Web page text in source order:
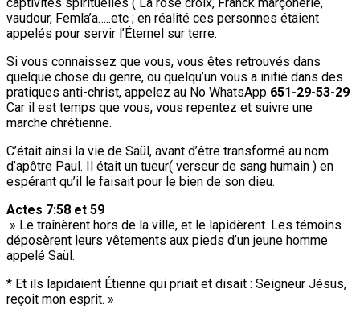
vaudour, Femla’a…..etc ; en réalité ces personnes étaient
appelés pour servir l’Éternel sur terre.
Si vous connaissez que vous, vous êtes retrouvés dans
quelque chose du genre, ou quelqu’un vous a initié dans des
pratiques anti-christ, appelez au No WhatsApp 651-29-53-29
Car il est temps que vous, vous repentez et suivre une
marche chrétienne.
C’était ainsi la vie de Saül, avant d’être transformé au nom
d’apôtre Paul. Il était un tueur( verseur de sang humain ) en
espérant qu’il le faisait pour le bien de son dieu.
Actes 7:58 et 59
» Le traînèrent hors de la ville, et le lapidèrent. Les témoins
déposèrent leurs vêtements aux pieds d’un jeune homme
appelé Saül.
* Et ils lapidaient Étienne qui priait et disait : Seigneur Jésus,
reçoit mon esprit. »